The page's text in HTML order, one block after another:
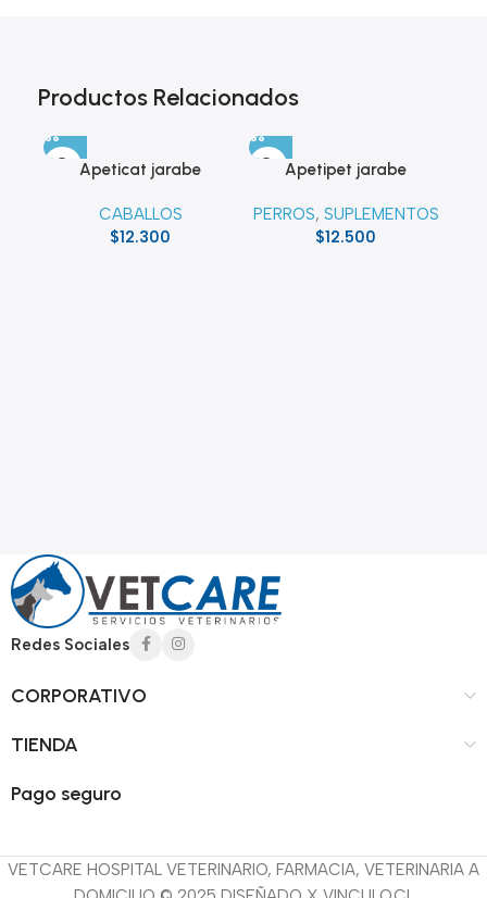
Productos Relacionados
Apeticat jarabe
CABALLOS
$12.300
Apetipet jarabe
PERROS, SUPLEMENTOS
$12.500
Redes Sociales
CORPORATIVO
TIENDA
Pago seguro
VETCARE HOSPITAL VETERINARIO, FARMACIA, VETERINARIA A